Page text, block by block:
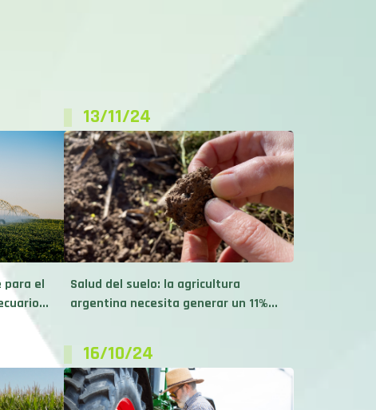
para el
13/11/24
Salud del suelo: la agricultura
argentina necesita generar un 11%...
16/10/24